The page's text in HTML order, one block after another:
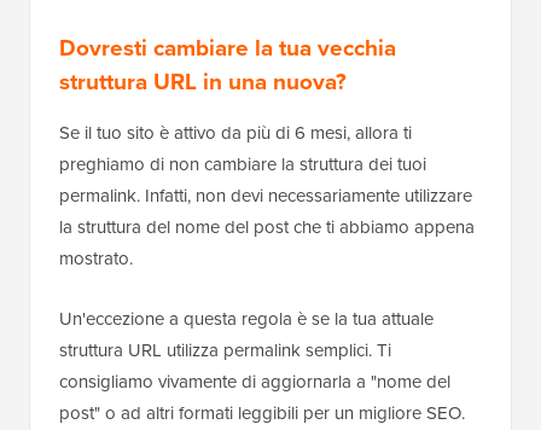
Dovresti cambiare la tua vecchia
struttura URL in una nuova?
Se il tuo sito è attivo da più di 6 mesi, allora ti
preghiamo di non cambiare la struttura dei tuoi
permalink. Infatti, non devi necessariamente utilizzare
la struttura del nome del post che ti abbiamo appena
mostrato.
Un'eccezione a questa regola è se la tua attuale
struttura URL utilizza permalink semplici. Ti
consigliamo vivamente di aggiornarla a "nome del
post" o ad altri formati leggibili per un migliore SEO.